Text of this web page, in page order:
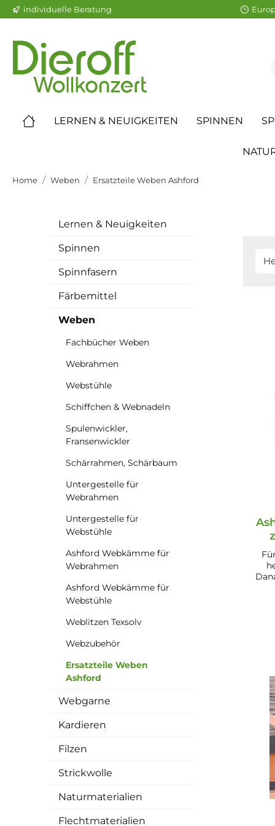
individuelle Beratung
LERNEN & NEUIGKEITEN SPINNEN
Home Weben Ersatzteile Weben Ashford
Lernen & Neuigkeiten
Spinnen
Spinnfasern
Färbemittel
Weben
Fachbücher Weben
Webrahmen
Webstühle
Schiffchen & Webnadeln
Spulenwickler,
Fransenwickler
Schärrahmen, Schärbaum
Untergestelle für
Webrahmen
Untergestelle für
Webstühle
Ashford Webkämme für
Webrahmen
Ashford Webkämme für
Webstühle
Weblitzen Texsolv
Webzubehör
Ersatzteile Weben
Ashford
Webgarne
Kardieren
Filzen
Strickwolle
Naturmaterialien
Flechtmaterialien
-